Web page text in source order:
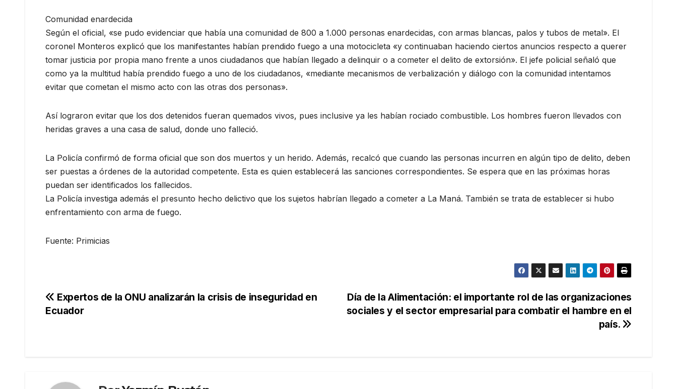
Comunidad enardecida
Según el oficial, «se pudo evidenciar que había una comunidad de 800 a 1.000 personas enardecidas, con armas blancas, palos y tubos de metal». El
coronel Monteros explicó que los manifestantes habían prendido fuego a una motocicleta «y continuaban haciendo ciertos anuncios respecto a querer
tomar justicia por propia mano frente a unos ciudadanos que habían llegado a delinquir o a cometer el delito de extorsión». El jefe policial señaló que
como ya la multitud había prendido fuego a uno de los ciudadanos, «mediante mecanismos de verbalización y diálogo con la comunidad intentamos
evitar que cometan el mismo acto con las otras dos personas».
Así lograron evitar que los dos detenidos fueran quemados vivos, pues inclusive ya les habían rociado combustible. Los hombres fueron llevados con
heridas graves a una casa de salud, donde uno falleció.
La Policía confirmó de forma oficial que son dos muertos y un herido. Además, recalcó que cuando las personas incurren en algún tipo de delito, deben
ser puestas a órdenes de la autoridad competente. Esta es quien establecerá las sanciones correspondientes. Se espera que en las próximas horas
puedan ser identificados los fallecidos.
La Policía investiga además el presunto hecho delictivo que los sujetos habrían llegado a cometer a La Maná. También se trata de establecer si hubo
enfrentamiento con arma de fuego.
Fuente: Primicias
Navegación
Día de la Alimentación: el importante rol de las organizaciones
sociales y el sector empresarial para combatir el hambre en el
país.
Expertos de la ONU analizarán la crisis de inseguridad en
Ecuador